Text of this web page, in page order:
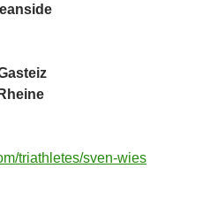
triathletes/sven-wies